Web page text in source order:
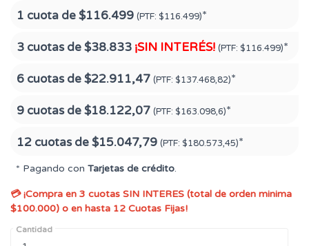
1 cuota de$116.499 (PTF: $116.499)*
3 cuotas de$38.833 ¡SIN INTERÉS! (PTF: $116.499)*
6 cuotas de$22.911,47 (PTF: $137.468,82)*
9 cuotas de$18.122,07 (PTF: $163.098,6)*
12 cuotas de$15.047,79 (PTF: $180.573,45)*
* Pagando con Tarjetas de crédito.
💳 ¡Compra en 3 cuotas SIN INTERES (total de orden minima
$100.000) o en hasta 12 Cuotas Fijas!
Cantidad